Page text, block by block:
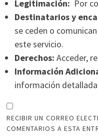
Legitimación: Por
Destinatarios y
se ceden o
este servicio.
Derechos: Acceder,
Información
información
RECIBIR UN CORREO
COMENTARIOS A ESTA